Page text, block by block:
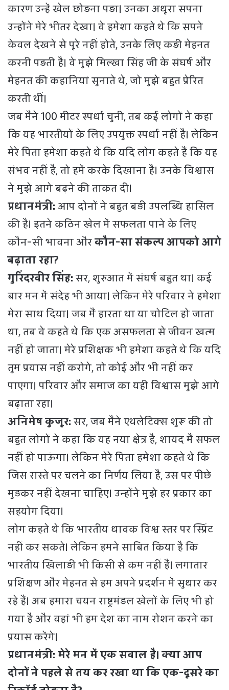
कारण उन्हें खेल छोड़ना पड़ा। उनका अधूरा सपना
उन्होंने मेरे भीतर देखा। वे हमेशा कहते थे कि सपने
केवल देखने से पूरे नहीं होते, उनके लिए कड़ी मेहनत
करनी पड़ती है। वे मुझे मिल्खा सिंह जी के संघर्ष और
मेहनत की कहानियां सुनाते थे, जो मुझे बहुत प्रेरित
करती थीं।
जब मैंने 100 मीटर स्पर्धा चुनी, तब कई लोगों ने कहा
कि यह भारतीयों के लिए उपयुक्त स्पर्धा नहीं है। लेकिन
मेरे पिता हमेशा कहते थे कि यदि लोग कहते हैं कि यह
संभव नहीं है, तो हमें करके दिखाना है। उनके विश्वास
ने मुझे आगे बढ़ने की ताकत दी।
प्रधानमंत्री:आप दोनों ने बहुत बड़ी उपलब्धि हासिल
की है। इतने कठिन खेल में सफलता पाने के लिए
कौन-सी भावना औरकौन-सा संकल्प आपको आगे
बढ़ाता रहा?
गुरिंदरवीर सिंह:सर, शुरुआत में संघर्ष बहुत था। कई
बार मन में संदेह भी आया। लेकिन मेरे परिवार ने हमेशा
मेरा साथ दिया। जब मैं हारता था या चोटिल हो जाता
था, तब वे कहते थे कि एक असफलता से जीवन खत्म
नहीं हो जाता। मेरे प्रशिक्षक भी हमेशा कहते थे कि यदि
तुम प्रयास नहीं करोगे, तो कोई और भी नहीं कर
पाएगा। परिवार और समाज का यही विश्वास मुझे आगे
बढ़ाता रहा।
अनिमेष कुजूर:सर, जब मैंने एथलेटिक्स शुरू की तो
बहुत लोगों ने कहा कि यह नया क्षेत्र है, शायद मैं सफल
नहीं हो पाऊंगा। लेकिन मेरे पिता हमेशा कहते थे कि
जिस रास्ते पर चलने का निर्णय लिया है, उस पर पीछे
मुड़कर नहीं देखना चाहिए। उन्होंने मुझे हर प्रकार का
सहयोग दिया।
लोग कहते थे कि भारतीय धावक विश्व स्तर पर स्प्रिंट
नहीं कर सकते। लेकिन हमने साबित किया है कि
भारतीय खिलाड़ी भी किसी से कम नहीं हैं। लगातार
प्रशिक्षण और मेहनत से हम अपने प्रदर्शन में सुधार कर
रहे हैं। अब हमारा चयन राष्ट्रमंडल खेलों के लिए भी हो
गया है और वहां भी हम देश का नाम रोशन करने का
प्रयास करेंगे।
प्रधानमंत्री: मेरे मन में एक सवाल है। क्या आप
दोनों ने पहले से तय कर रखा था कि एक-दूसरे का